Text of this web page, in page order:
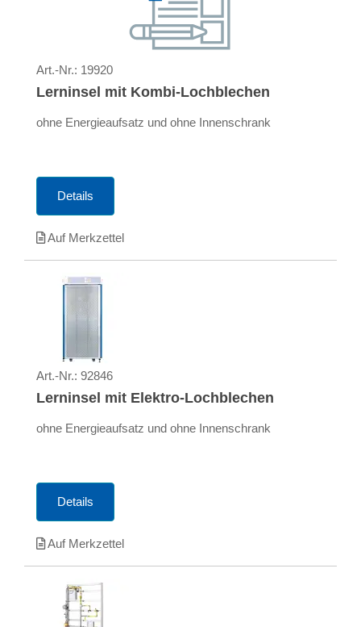
Art.-Nr.: 19920
Lerninsel mit Kombi-Lochblechen
ohne Energieaufsatz und ohne Innenschrank
Details
Auf Merkzettel
Art.-Nr.: 92846
Lerninsel mit Elektro-Lochblechen
ohne Energieaufsatz und ohne Innenschrank
Details
Auf Merkzettel